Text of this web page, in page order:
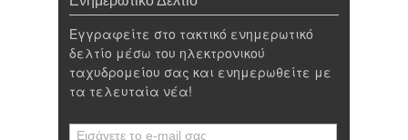
Εγγραφείτε στο τακτικό ενημερωτικό
δελτίο μέσω του ηλεκτρονικού
ταχυδρομείου σας και ενημερωθείτε με
τα τελευταία νέα!